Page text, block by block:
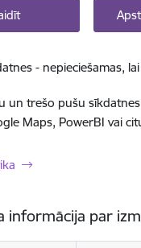
- nepieciešamas,
un trešo pušu
Maps, PowerBI vai
informācija par